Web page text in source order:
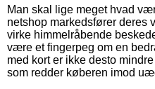
Man skal lige meget hvad
netshop markedsfører deres
virke himmelråbende
være et fingerpeg om en
med kort er ikke desto
som redder køberen imod